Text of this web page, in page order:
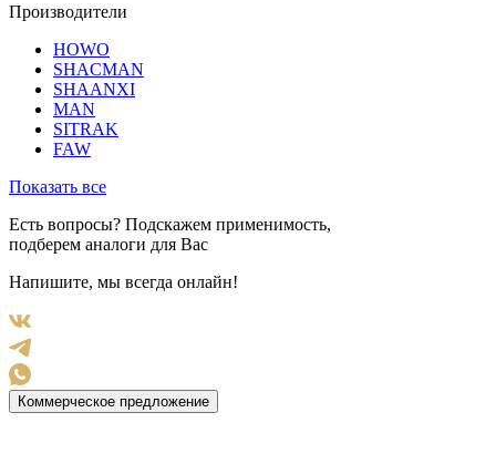
Производители
HOWO
SHACMAN
SHAANXI
MAN
SITRAK
FAW
Показать все
Есть вопросы? Подскажем применимость,
подберем аналоги для Вас
Напишите, мы всегда онлайн!
Коммерческое предложение